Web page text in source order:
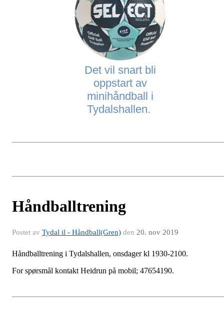
Det vil snart bli
oppstart av
minihåndball i
Tydalshallen.
Håndballtrening
Postet av Tydal il - Håndball(Gren) den 20. nov 2019
Håndballtrening i Tydalshallen, onsdager kl 1930-2100.
For spørsmål kontakt Heidrun på mobil; 47654190.